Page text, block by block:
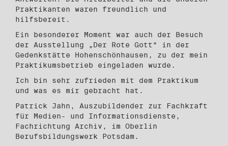
Praktikanten waren freundlich und
hilfsbereit.
Ein besonderer Moment war auch der Besuch
der Ausstellung „Der Rote Gott“ in der
Gedenkstätte Hohenschönhausen, zu der mein
Praktikumsbetrieb eingeladen wurde.
Ich bin sehr zufrieden mit dem Praktikum
und was es mir gebracht hat.
Patrick Jahn, Auszubildender zur Fachkraft
für Medien- und Informationsdienste,
Fachrichtung Archiv, im Oberlin
Berufsbildungswerk Potsdam.